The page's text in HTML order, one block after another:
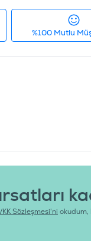
%100 Mutlu
Sözleşmesi'ni okudum,